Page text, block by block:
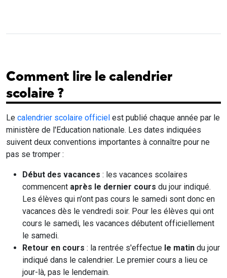
Comment lire le calendrier
scolaire ?
Le calendrier scolaire officiel est publié chaque année par le
ministère de l'Education nationale. Les dates indiquées
suivent deux conventions importantes à connaître pour ne
pas se tromper :
Début des vacances : les vacances scolaires
commencent après le dernier cours du jour indiqué.
Les élèves qui n'ont pas cours le samedi sont donc en
vacances dès le vendredi soir. Pour les élèves qui ont
cours le samedi, les vacances débutent officiellement
le samedi.
Retour en cours : la rentrée s'effectue le matin du jour
indiqué dans le calendrier. Le premier cours a lieu ce
jour-là, pas le lendemain.